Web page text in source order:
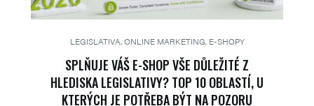
LEGISLATIVA, ONLINE MARKETING, E-SHOPY
SPLŇUJE VÁŠ E-SHOP VŠE DŮLEŽITÉ Z
HLEDISKA LEGISLATIVY? TOP 10 OBLASTÍ, U
KTERÝCH JE POTŘEBA BÝT NA POZORU